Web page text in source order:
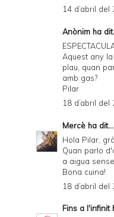
14 d’abril
Anònim ha
Aquest any
plau, quan
amb gas?
Pilar
18 d’abril
Mercè ha dit...
Hola Pilar,
Quan parlo
a aigua
Bona cuina!
18 d’abril
Fins a l'infinit